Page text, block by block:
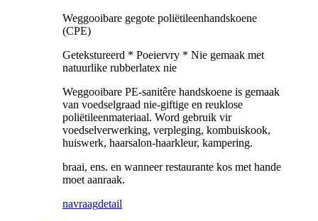
Weggooibare gegote poliëtileenhandskoene
(CPE)
Getekstureerd * Poeiervry * Nie gemaak met
natuurlike rubberlatex nie
Weggooibare PE-sanitêre handskoene is gemaak
van voedselgraad nie-giftige en reuklose
poliëtileenmateriaal. Word gebruik vir
voedselverwerking, verpleging, kombuiskook,
huiswerk, haarsalon-haarkleur, kampering.
braai, ens. en wanneer restaurante kos met hande
moet aanraak.
navraagdetail